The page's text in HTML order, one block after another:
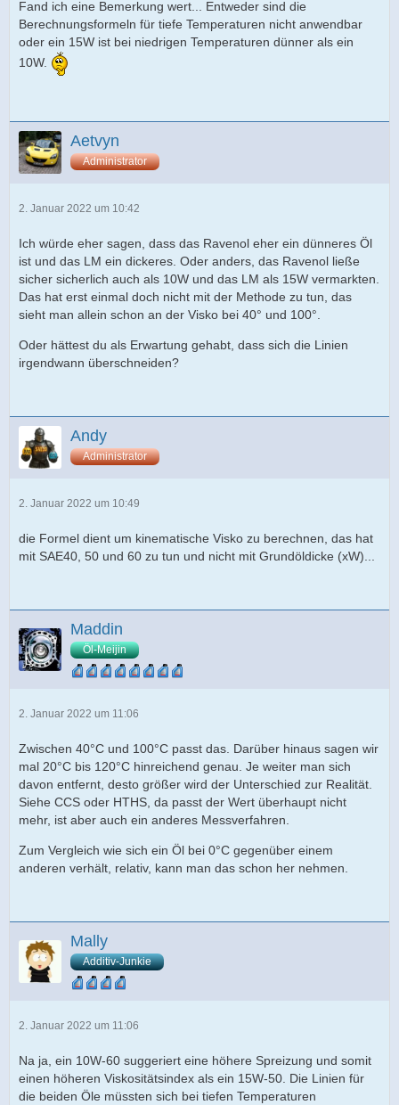
Fand ich eine Bemerkung wert... Entweder sind die
Berechnungsformeln für tiefe Temperaturen nicht anwendbar
oder ein 15W ist bei niedrigen Temperaturen dünner als ein
10W.
Aetvyn
Administrator
2. Januar 2022 um 10:42
Ich würde eher sagen, dass das Ravenol eher ein dünneres Öl
ist und das LM ein dickeres. Oder anders, das Ravenol ließe
sicher sicherlich auch als 10W und das LM als 15W vermarkten.
Das hat erst einmal doch nicht mit der Methode zu tun, das
sieht man allein schon an der Visko bei 40° und 100°.
Oder hättest du als Erwartung gehabt, dass sich die Linien
irgendwann überschneiden?
Andy
Administrator
2. Januar 2022 um 10:49
die Formel dient um kinematische Visko zu berechnen, das hat
mit SAE40, 50 und 60 zu tun und nicht mit Grundöldicke (xW)...
Maddin
Öl-Meijin
2. Januar 2022 um 11:06
Zwischen 40°C und 100°C passt das. Darüber hinaus sagen wir
mal 20°C bis 120°C hinreichend genau. Je weiter man sich
davon entfernt, desto größer wird der Unterschied zur Realität.
Siehe CCS oder HTHS, da passt der Wert überhaupt nicht
mehr, ist aber auch ein anderes Messverfahren.
Zum Vergleich wie sich ein Öl bei 0°C gegenüber einem
anderen verhält, relativ, kann man das schon her nehmen.
Mally
Additiv-Junkie
2. Januar 2022 um 11:06
Na ja, ein 10W-60 suggeriert eine höhere Spreizung und somit
einen höheren Viskositätsindex als ein 15W-50. Die Linien für
die beiden Öle müssten sich bei tiefen Temperaturen